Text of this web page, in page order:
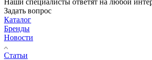
Задать вопрос
Каталог
Бренды
Новости
Статьи